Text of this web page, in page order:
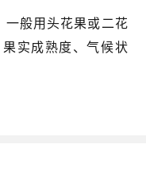
一般用头花果或二花
实成熟度、气候状